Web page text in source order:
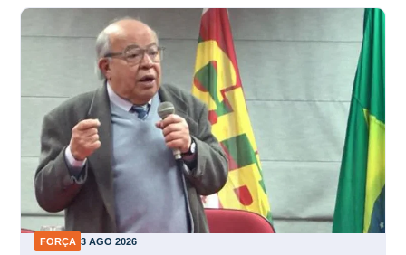
FORÇA 3 AGO 2026